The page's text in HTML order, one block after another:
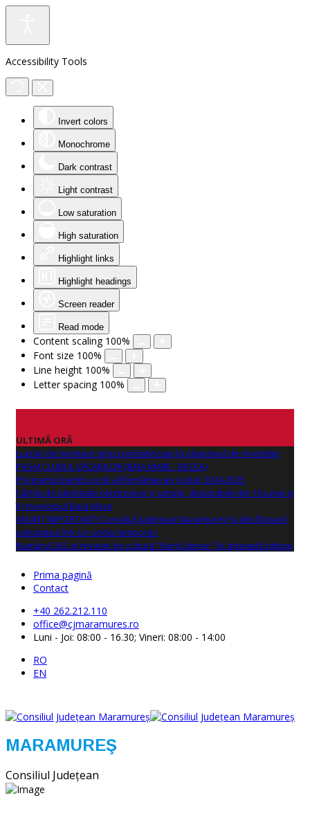
Accessibility Tools
Invert colors
Monochrome
Dark contrast
Light contrast
Low saturation
High saturation
Highlight links
Highlight headings
Screen reader
Read mode
Content scaling 100%
Font size 100%
Line height 100%
Letter spacing 100%
ULTIMĂ ORĂ
Lucrări de montare grinzi prefabricate la obiectivul de investitie
PASAJ CLUBUL VĂCARILOR (BAIA MARE - RECEA)
Programul pentru școli al României an școlar 2024-2025
Cărțile de identitate electronice și simple, disponibile din 10 iunie și
în municipiul Baia Mare
ANUNŢ IMPORTANT! Consiliul Județean Maramureș își desfășoară
activitatea într-un sediu temporar.
Numărul 262 al revistei de cultură "Nord Literar" își așteaptă cititorii
Prima pagină
Contact
+40 262.212.110
office@cjmaramures.ro
Luni - Joi: 08:00 - 16.30; Vineri: 08:00 - 14:00
RO
EN
MARAMUREŞ
Consiliul Judeţean